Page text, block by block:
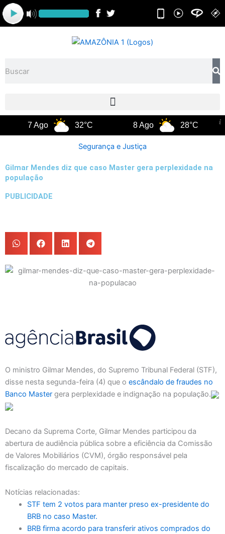
para
o
32°C 28°C 9
Segurança e Justiça
Gilmar Mendes diz que caso Master gera perplexidade na
população
PUBLICIDADE
O ministro Gilmar Mendes, do Supremo Tribunal Federal (STF),
disse nesta segunda-feira (4) que o escândalo de fraudes no
Banco Master gera perplexidade e indignação na população.
Decano da Suprema Corte, Gilmar Mendes participou da
abertura de audiência pública sobre a eficiência da Comissão
de Valores Mobiliários (CVM), órgão responsável pela
fiscalização do mercado de capitais.
Notícias relacionadas:
STF tem 2 votos para manter preso ex-presidente do
BRB no caso Master.
BRB firma acordo para transferir ativos comprados do